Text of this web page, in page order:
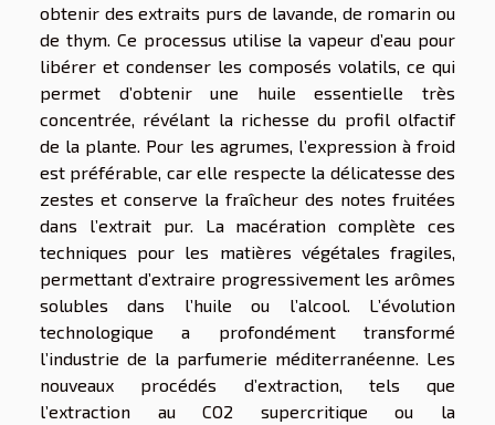
obtenir des extraits purs de lavande, de romarin ou
de thym. Ce processus utilise la vapeur d’eau pour
libérer et condenser les composés volatils, ce qui
permet d’obtenir une huile essentielle très
concentrée, révélant la richesse du profil olfactif
de la plante. Pour les agrumes, l’expression à froid
est préférable, car elle respecte la délicatesse des
zestes et conserve la fraîcheur des notes fruitées
dans l’extrait pur. La macération complète ces
techniques pour les matières végétales fragiles,
permettant d’extraire progressivement les arômes
solubles dans l’huile ou l’alcool. L’évolution
technologique a profondément transformé
l’industrie de la parfumerie méditerranéenne. Les
nouveaux procédés d’extraction, tels que
l’extraction au CO2 supercritique ou la